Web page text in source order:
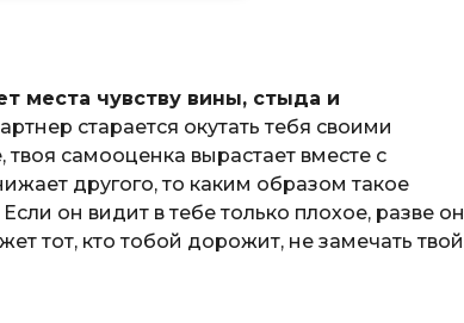
места чувству вины, стыда и
старается окутать тебя своими
самооценка вырастает вместе с
другого, то каким образом такое
он видит в тебе только плохое, разве он
тот, кто тобой дорожит, не замечать твой